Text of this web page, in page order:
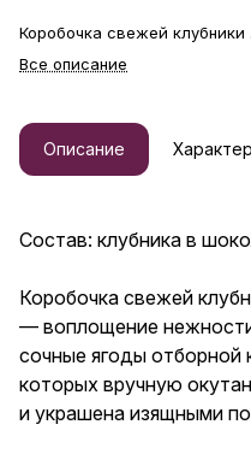
Коробочка свежей клубники
воплощение нежности и
ягоды отборной клубники
Альбион, каждая из которых
вручную окутана бархатистым
Это безупречный подарок
году — 14 февраля (Дня
Святого Валентина). Такой
внимания станет прекрасным
дополнением к букету,
идеальную гармонию
и чувственности. А в качестве
самостоятельного презента
Все описание
Описание
Состав: клубника в
Коробочка свежей
— воплощение
сочные ягоды отборной
которых вручную
и украшена изящными